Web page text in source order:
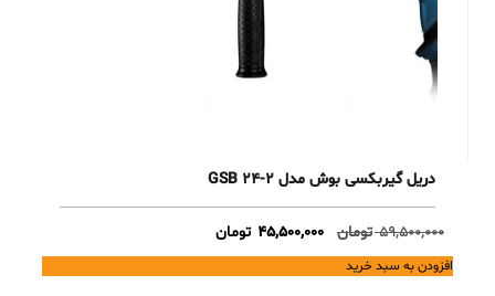
دریل گیربکسی بوش مدل GSB 24-2
59,500,000 تومان
Original
price
was:
45,500,000 تومانCurrent
price
is:
افزودن به سبد خرید